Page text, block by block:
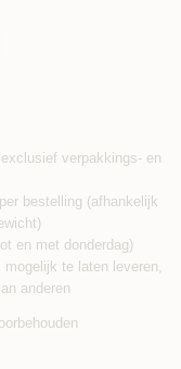
verpakkings- en
bestelling (afhankelijk
en met donderdag)
te laten leveren,
anderen